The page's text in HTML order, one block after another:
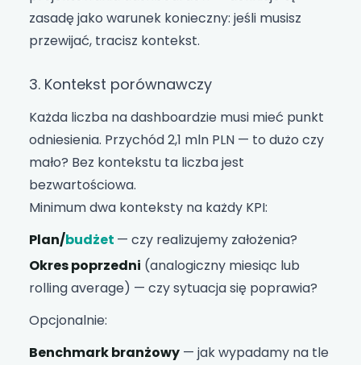
zasadę jako warunek konieczny: jeśli musisz
przewijać, tracisz kontekst.
3. Kontekst porównawczy
Każda liczba na dashboardzie musi mieć punkt
odniesienia. Przychód 2,1 mln PLN — to dużo czy
mało? Bez kontekstu ta liczba jest
bezwartościowa.
Minimum dwa konteksty na każdy KPI:
Plan/budżet — czy realizujemy założenia?
Okres poprzedni (analogiczny miesiąc lub
rolling average) — czy sytuacja się poprawia?
Opcjonalnie:
Benchmark branżowy — jak wypadamy na tle